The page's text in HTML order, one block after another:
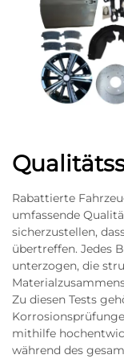
Rabattierte
umfassende
sicherzustellen,
übertreffen. Jedes
unterzogen, die
Zu diesen Tests
mithilfe
während des